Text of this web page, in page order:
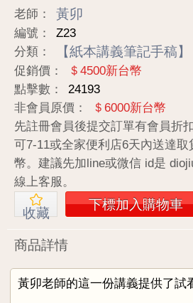
老師：
黃卯
編號：
Z23
分類：
【紙本講義筆記手稿】
促銷價：
＄4500新台幣
點擊數：
24193
非會員原價：
＄6000新台幣
先註冊會員後提交訂單有會員折
可7-11或全家便利店6天內送達
幣。建議先加line或微信 id是
線上客服。
收藏
下標加入購物車
商品詳情
黃卯老師的這一份講義提供了試